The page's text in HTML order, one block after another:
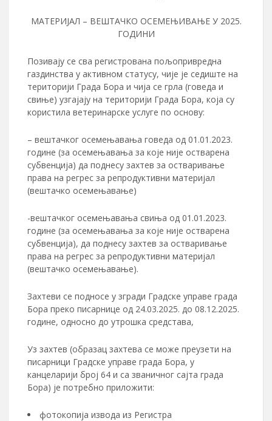
МАТЕРИЈАЛ – ВЕШТАЧКО ОСЕМЕЊИВАЊЕ У 2025.
ГОДИНИ
Позивају се сва регистрована пољопривредна
газдинства у активном статусу, чије је седиште на
територији Града Бора и чија се грла (говеда и
свиње) узгајају на територији Града Бора, која су
користила ветеринарске услуге по основу:
– вештачког осемењавања говеда од 01.01.2023.
године (за осемењавања за које није остварена
субвенција) да поднесу захтев за остваривање
права на регрес за репродуктивни материјал
(вештачко осемењавање)
-вештачког осемењавања свиња од 01.01.2023.
године (за осемењавања за које није остварена
субвенција), да поднесу захтев за остваривање
права на регрес за репродуктивни материјал
(вештачко осемењавање).
Захтеви се подносе у згради Градске управе града
Бора преко писарнице од 24.03.2025. до 08.12.2025.
године, односно до утрошка средстава,
Уз захтев (образац захтева се може преузети на
писарници Градске управе града Бора, у
канцеларији број 64 и са званичног сајта града
Бора) је потребно приложити:
фотокопија извода из Регистра